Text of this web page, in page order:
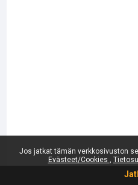
Jos jatkat tämän verkkosivuston
Evästeet/Cookies